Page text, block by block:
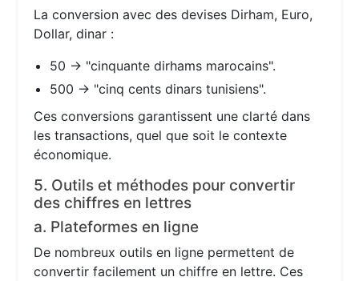
La conversion avec des devises Dirham, Euro,
Dollar, dinar :
50 → "cinquante dirhams marocains".
500 → "cinq cents dinars tunisiens".
Ces conversions garantissent une clarté dans
les transactions, quel que soit le contexte
économique.
5. Outils et méthodes pour convertir
des chiffres en lettres
a. Plateformes en ligne
De nombreux outils en ligne permettent de
convertir facilement un chiffre en lettre. Ces